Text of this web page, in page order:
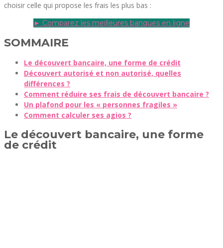
choisir celle qui propose les frais les plus bas :
► Comparez les meilleures banques en ligne
SOMMAIRE
Le découvert bancaire, une forme de crédit
Découvert autorisé et non autorisé, quelles
différences ?
Comment réduire ses frais de découvert bancaire ?
Un plafond pour les « personnes fragiles »
Comment calculer ses agios ?
Le découvert bancaire, une forme
de crédit